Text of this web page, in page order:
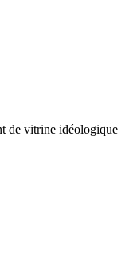
de vitrine idéologique